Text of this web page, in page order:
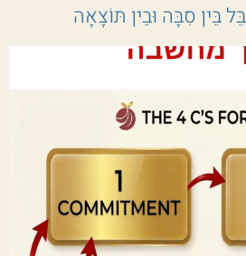
בֵּין סִבָּה וּבֵין תּוֹצָאָה